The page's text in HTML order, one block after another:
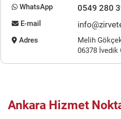
WhatsApp 0549 280
E-mail
Adres
Melih
06378
Ankara Hizmet